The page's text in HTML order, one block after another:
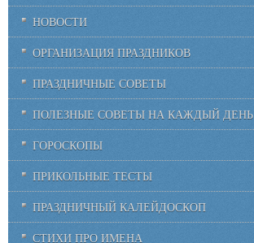
НОВОСТИ
ОРГАНИЗАЦИЯ ПРАЗДНИКОВ
ПРАЗДНИЧНЫЕ СОВЕТЫ
ПОЛЕЗНЫЕ СОВЕТЫ НА КАЖДЫЙ ДЕНЬ
ГОРОСКОПЫ
ПРИКОЛЬНЫЕ ТЕСТЫ
ПРАЗДНИЧНЫЙ КАЛЕЙДОСКОП
СТИХИ ПРО ИМЕНА